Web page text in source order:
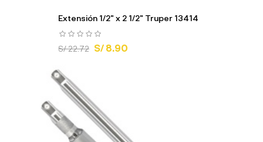
Extensión 1/2" x 2 1/2" Truper 13414
S/ 22.72 S/ 8.90